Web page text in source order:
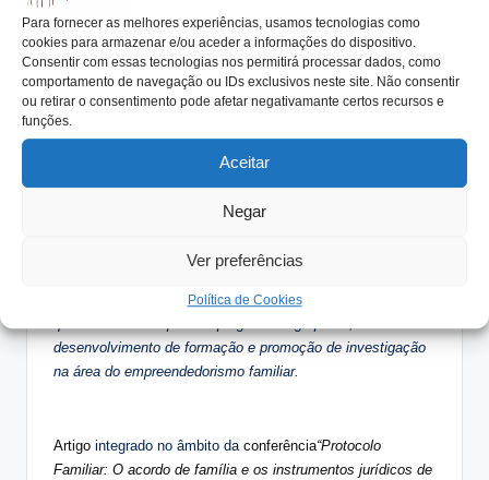
Para fornecer as melhores experiências, usamos tecnologias como
cookies para armazenar e/ou aceder a informações do dispositivo.
Consentir com essas tecnologias nos permitirá processar dados, como
comportamento de navegação ou IDs exclusivos neste site. Não consentir
ou retirar o consentimento pode afetar negativamante certos recursos e
funções.
Aceitar
Negar
Ver preferências
Política de Cookies
perceção de que é importante assegurar a sua estabilidade
e a sua continuidade. O Comité Económico e Social
Europeu emitiu recentemente um parecer de iniciativa
própria sobre “A Empresa Familiar na Europa como fonte de
Este parecer solicitou à Comissão Europeia a preparação
medidas específicas tais como: a melhoria da
familiares entre gerações, nomeadamente no contexto
empresas, a promoção de um clima organizacional familiar
desenvolvimento de formação e promoção de investigação
na área do empreendedorismo familiar.
Artigo integrado no âmbito da conferência“Protocolo
Familiar: O acordo de família e os instrumentos jurídicos de